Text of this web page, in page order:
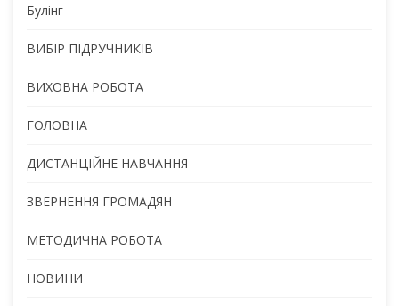
Булінг
ВИБІР ПІДРУЧНИКІВ
ВИХОВНА РОБОТА
ГОЛОВНА
ДИСТАНЦІЙНЕ НАВЧАННЯ
ЗВЕРНЕННЯ ГРОМАДЯН
МЕТОДИЧНА РОБОТА
НОВИНИ